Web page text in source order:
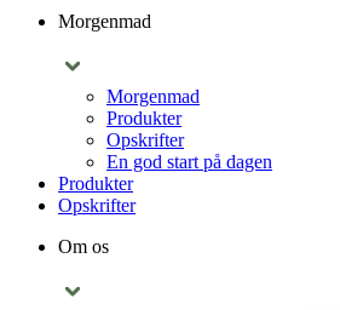
Morgenmad
Morgenmad
Produkter
Opskrifter
En god start på dagen
Produkter
Opskrifter
Om os